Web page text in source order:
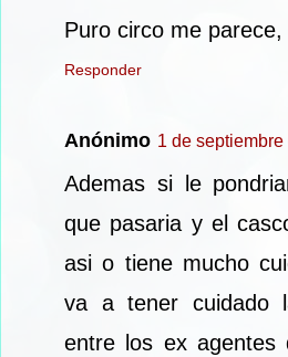
Puro circo me
Responder
Anónimo 1 de
Ademas si le
que pasaria y el
asi o tiene mucho
va a tener cuidado
entre los ex agentes